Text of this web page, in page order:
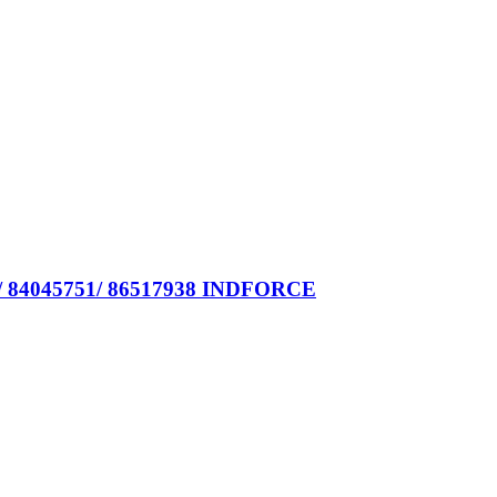
86517938 INDFORCE